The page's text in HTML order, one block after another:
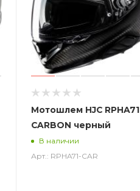
Мотошлем HJC RPHA71
CARBON черный
В наличии
Арт.: RPHA71-CAR